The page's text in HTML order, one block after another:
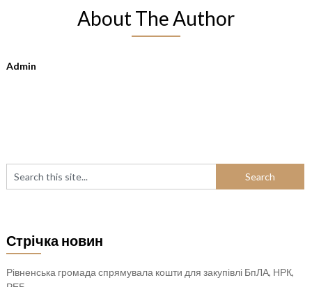
About The Author
Admin
Стрічка новин
Рівненська громада спрямувала кошти для закупівлі БпЛА, НРК,